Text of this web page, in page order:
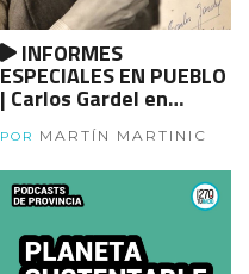
INFORMES
ESPECIALES EN PUEBLO
| Carlos Gardel en
PUEBLO
POR MARTÍN MARTINIC